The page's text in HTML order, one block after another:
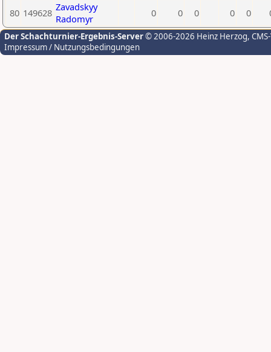
80 149628 Zavadskyy
Radomyr
0 0 0 0 0
Der Schachturnier-Ergebnis-Server© 2006-2026 Heinz Herzog,
Impressum / Nutzungsbedingungen